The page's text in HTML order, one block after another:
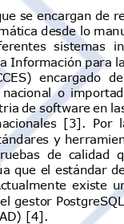
se encargan
desde lo
Información para
nacional o
de software en
[3].
y
de
que el estándar
existe
gestor
[4].